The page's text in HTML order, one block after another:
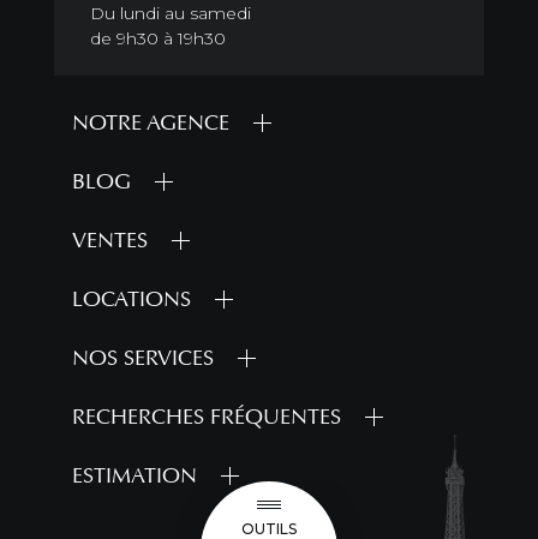
OUTILS
Du lundi au samedi
de 9h30 à 19h30
NOTRE AGENCE
BLOG
VENTES
LOCATIONS
NOS SERVICES
RECHERCHES FRÉQUENTES
ESTIMATION